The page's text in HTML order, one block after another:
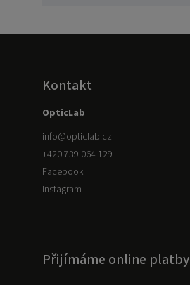
Kontakt
OpticLab
info@opticlab.cz
+420 739 064 129
Facebook
Instagram
Přijímáme online platby